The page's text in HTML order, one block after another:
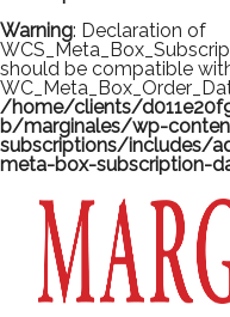
Warning: Declaration of
should be compatible
/home/clients/
b/marginales/wp-
subscriptions/includes/
meta-box-subscription-